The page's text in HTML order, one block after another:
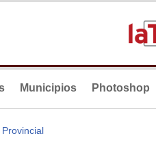
Municipios Photoshop